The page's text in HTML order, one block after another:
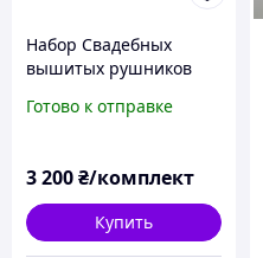
Набор Свадебных
вышитых рушников
красные розы птицы
Готово к отправке
3 200₴/комплект
Купить